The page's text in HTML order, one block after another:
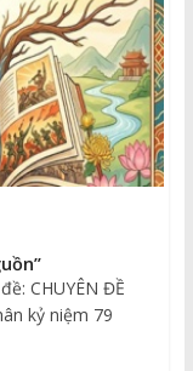
CHUYÊN ĐỀ
kỷ niệm 79